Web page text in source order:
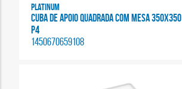
Platinum
CUBA DE APOIO QUADRADA COM MESA 350X350
P4
1450670659108